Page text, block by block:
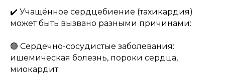
✔️ Учащённое сердцебиение (тахикардия)
может быть вызвано разными причинами:
🟢 Сердечно-сосудистые заболевания:
ишемическая болезнь, пороки сердца,
миокардит.